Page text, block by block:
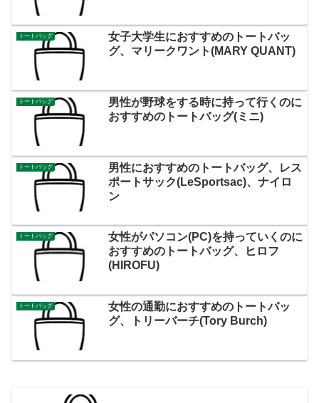
トートバッグ
女子大学生におすすめのトートバッ
グ、マリークワント(MARY QUANT)
トートバッグ
男性が野球をする時に持って行くのに
おすすめのトートバッグ(ミニ)
トートバッグ
男性におすすめのトートバッグ、レス
ポートサック(LeSportsac)、ナイロ
ン
トートバッグ
女性がパソコン(PC)を持っていくのに
おすすめのトートバッグ、ヒロフ
(HIROFU)
トートバッグ
女性の通勤におすすめのトートバッ
グ、トリーバーチ(Tory Burch)